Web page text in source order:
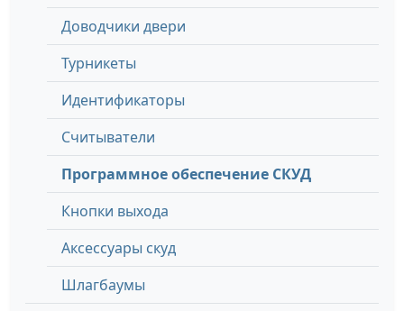
Доводчики двери
Турникеты
Идентификаторы
Считыватели
Программное обеспечение СКУД
Кнопки выхода
Аксессуары скуд
Шлагбаумы